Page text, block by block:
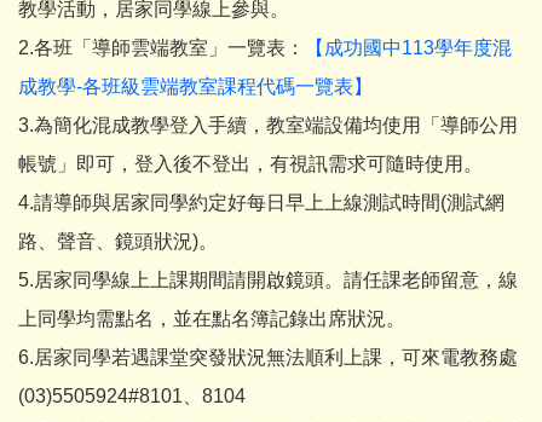
教學活動，居家同學線上參與。
2.各班「導師雲端教室」一覽表：
【成功國中113學年度混
成教學-各班級雲端教室課程代碼一覽表】
3.為簡化混成教學登入手續，教室端設備均使用「導師公用
帳號」即可，登入後不登出，有視訊需求可隨時使用。
4.請導師與居家同學約定好每日早上上線測試時間(測試網
路、聲音、鏡頭狀況)。
5.居家同學線上上課期間請開啟鏡頭。請任課老師留意，線
上同學均需點名，並在點名簿記錄出席狀況。
6.居家同學若遇課堂突發狀況無法順利上課，可來電教務處
(03)5505924#8101、8104